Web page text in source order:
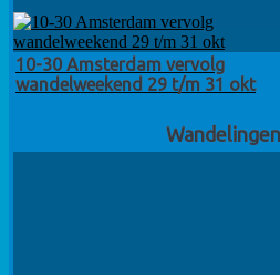
10-30 Amsterdam vervolg
wandelweekend 29 t/m 31 okt